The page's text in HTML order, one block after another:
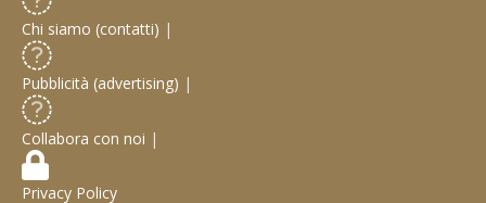
Chi siamo (contatti) |
Pubblicità (advertising) |
Collabora con noi |
Privacy Policy